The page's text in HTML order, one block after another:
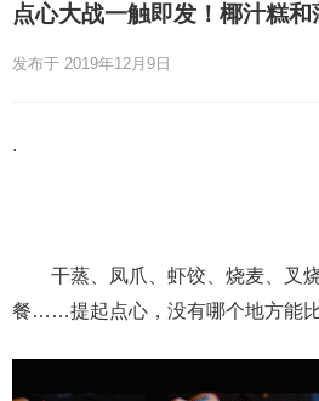
点心大战一触即发！椰汁糕
发布于 2019年12月9日
.
干蒸、凤爪、虾饺、烧麦、叉烧
餐……提起点心，没有哪个地方能比